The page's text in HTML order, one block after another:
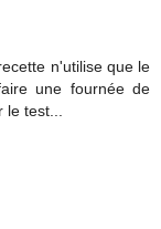
n'utilise que le
une fournée de
test...